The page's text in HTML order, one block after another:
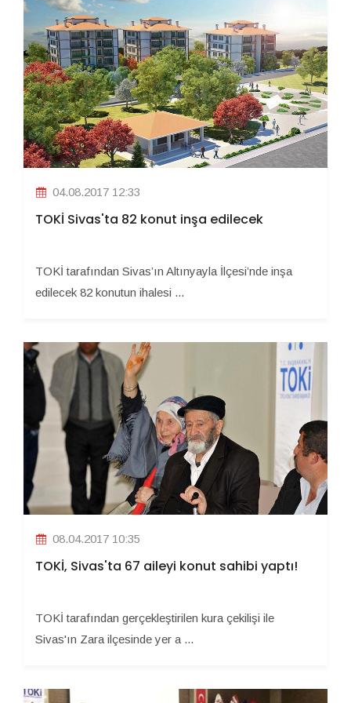
04.08.2017 12:33
TOKİ Sivas'ta 82 konut inşa edilecek
TOKİ tarafından Sivas’ın Altınyayla İlçesi’nde inşa
edilecek 82 konutun ihalesi ...
08.04.2017 10:35
TOKİ, Sivas'ta 67 aileyi konut sahibi yaptı!
TOKİ tarafından gerçekleştirilen kura çekilişi ile
Sivas'ın Zara ilçesinde yer a ...